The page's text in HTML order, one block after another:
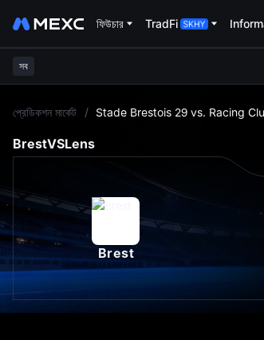
ফিউচার TradFi
সব
প্রেডিকশন মার্কেট / Stade Brestois 29 vs. Racing
BrestVSLens
Brest